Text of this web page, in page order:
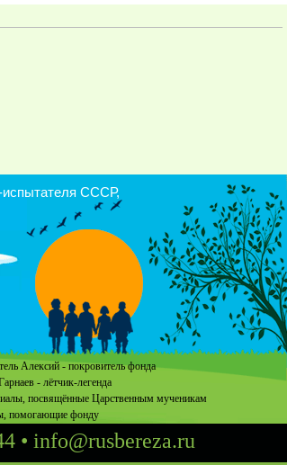
Алексий - покровитель фонда
- лётчик-легенда
посвящённые Царственным мученикам
помогающие фонду
СССР,
• info@rusbereza.ru